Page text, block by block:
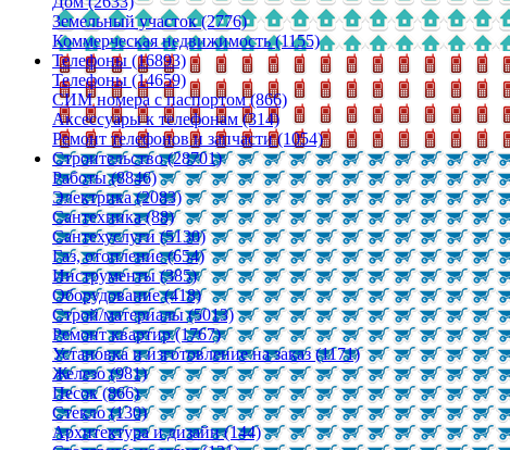
Земельный участок (2776)
Коммерческая недвижимость (1155)
Телефоны (16893)
Телефоны (14659)
СИМ номера с паспортом (866)
Аксессуары к телефонам (314)
Ремонт телефонов и запчасти (1054)
Строительство (28701)
Работы (8846)
Электрика (2083)
Сантехника (88)
Сантехуслуги (5130)
Газ, отопление (654)
Инструменты (385)
Оборудование (418)
Строй/материалы (5013)
Ремонт квартир (1767)
Установка и изготовление на заказ (1171)
Железо (981)
Песок (866)
Стекло (130)
Архитектура и дизайн (144)